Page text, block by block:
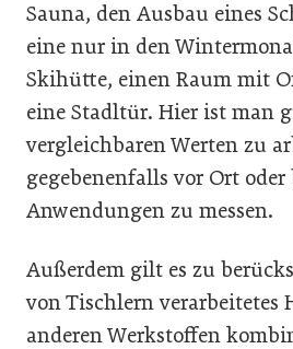
Sauna, den Ausbau eines
eine nur in den
Skihütte, einen Raum mit
eine Stadltür. Hier ist man
vergleichbaren Werten zu
gegebenenfalls vor Ort
Anwendungen zu messen.
Außerdem gilt es zu
von Tischlern verarbeitetes
anderen Werkstoffen